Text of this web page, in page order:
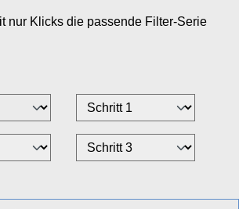
Serie, CFL 22-WRG
CWL-300 B, CWL-400 B
nur Klicks die passende Filter-Serie